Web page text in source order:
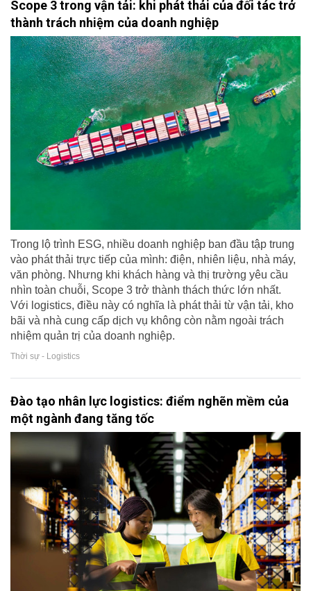
Scope 3 trong vận tải: khi phát thải của đối tác trở
thành trách nhiệm của doanh nghiệp
Trong lộ trình ESG, nhiều doanh nghiệp ban đầu tập trung
vào phát thải trực tiếp của mình: điện, nhiên liệu, nhà máy,
văn phòng. Nhưng khi khách hàng và thị trường yêu cầu
nhìn toàn chuỗi, Scope 3 trở thành thách thức lớn nhất.
Với logistics, điều này có nghĩa là phát thải từ vận tải, kho
bãi và nhà cung cấp dịch vụ không còn nằm ngoài trách
nhiệm quản trị của doanh nghiệp.
Thời sự - Logistics
Đào tạo nhân lực logistics: điểm nghẽn mềm của
một ngành đang tăng tốc